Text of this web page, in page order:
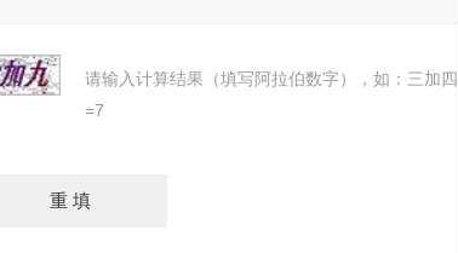
请输入计算结果（填写阿拉伯数字），如：三加四
=7